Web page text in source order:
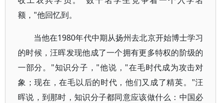
额，"他回忆到。
当他在1980年代中期从扬州去北京开始博士学习
的时候，汪晖发现他成了一个拥有更多特权的阶级的
一部分。"知识分子，"他说，"在毛时代成为攻击对
象；现在，在毛以后的时代，他们又成了精英。"汪
晖说，到那时，知识分子都同意应该做什么：中国必